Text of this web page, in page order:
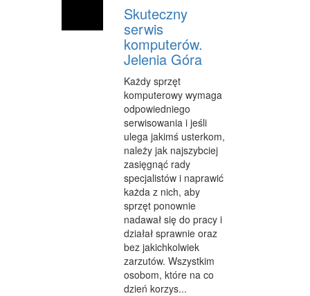
INFORMATYCZNE
RESTAURACJE, CATERING
FOTOGRAFIA
ADWOKACI, PORADY PRAWNE
WETERYNARYJNE, HODOWLA ZWIERZĄT
SPRZĄTANIE, PORZĄDKOWANIE
SERWIS
OPIEKA
INNE USŁUGI
ZWIEDZANIE
HOTELE I NOCLEGI
Skuteczny
serwis
komputerów.
Jelenia Góra
Każdy sprzęt
komputerowy wymaga
odpowiedniego
serwisowania i jeśli
ulega jakimś usterkom,
należy jak najszybciej
zasięgnąć rady
specjalistów i naprawić
każda z nich, aby
sprzęt ponownie
nadawał się do pracy i
działał sprawnie oraz
bez jakichkolwiek
zarzutów. Wszystkim
osobom, które na co
dzień korzys...